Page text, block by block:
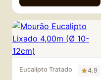
Eucalipto Tratado 4.9